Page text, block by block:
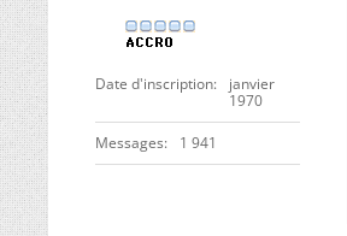
Date d'inscription
janvier
1970
Messages 1 941